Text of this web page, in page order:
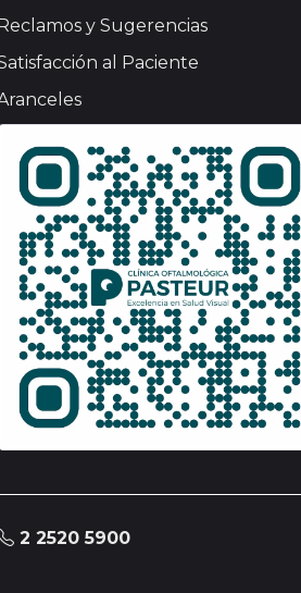
y Sugerencias
al Paciente
2 2520 5900